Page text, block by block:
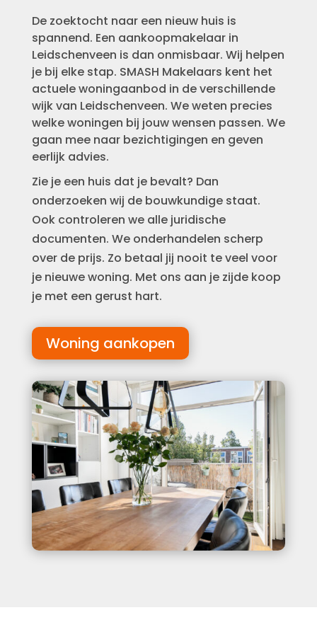
De zoektocht naar een nieuw huis is
spannend. Een aankoopmakelaar in
Leidschenveen is dan onmisbaar. Wij helpen
je bij elke stap. SMASH Makelaars kent het
actuele woningaanbod in de verschillende
wijk van Leidschenveen. We weten precies
welke woningen bij jouw wensen passen. We
gaan mee naar bezichtigingen en geven
eerlijk advies.
Zie je een huis dat je bevalt? Dan
onderzoeken wij de bouwkundige staat.
Ook controleren we alle juridische
documenten. We onderhandelen scherp
over de prijs. Zo betaal jij nooit te veel voor
je nieuwe woning. Met ons aan je zijde koop
je met een gerust hart.
Woning aankopen